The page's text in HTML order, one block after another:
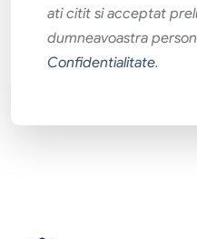
ati citit si acceptat
dumneavoastra
Confidentialitate.